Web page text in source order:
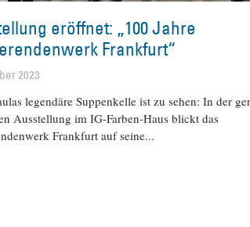
eröffnet: „100 Jahre
Frankfurt“
2023
legendäre Suppenkelle ist zu sehen: In der
Ausstellung im IG-Farben-Haus blickt das
Frankfurt auf seine